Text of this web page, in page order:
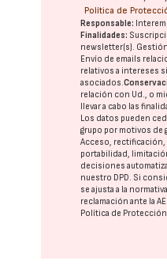
Política de
Responsable:
Finalidades:
newsletter(s).
Envío de emails
relativos a intereses
asociados.
relación con Ud., o
llevar a cabo las
Los datos pueden
grupo por motivos de
Acceso,
portabilidad,
decisiones
nuestro DPD. Si
se ajusta a la
reclamación ante la
Política de